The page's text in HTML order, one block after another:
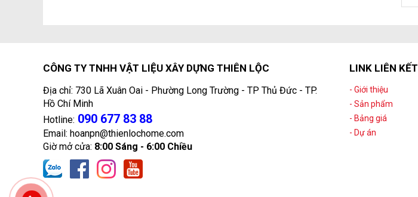
CÔNG TY TNHH VẬT LIỆU XÂY DỰNG THIÊN LỘC
Địa chỉ: 730 Lã Xuân Oai - Phường Long Trường - TP Thủ Đức - TP.
Hồ Chí Minh
Hotline: 090 677 83 88
Email: hoanpn@thienlochome.com
Giờ mở cửa: 8:00 Sáng - 6:00 Chiều
LINK LIÊN KẾT
- Giới thiệu
- Sản phẩm
- Bảng giá
- Dự án